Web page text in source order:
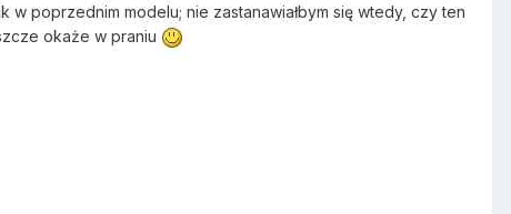
poprzednim modelu; nie zastanawiałbym się wtedy, czy ten
okaże w praniu